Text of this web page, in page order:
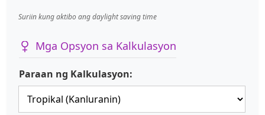
Suriin kung aktibo ang daylight saving time
Mga Opsyon sa Kalkulasyon
Paraan ng Kalkulasyon: